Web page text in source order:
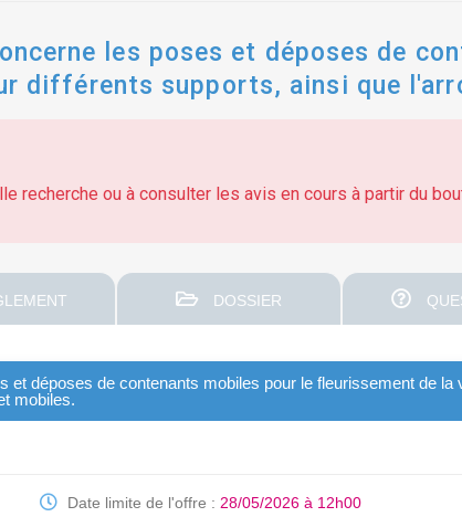
les poses et déposes de
différents supports, ainsi que
recherche ou à consulter les avis en cours à partir du
DOSSIER
et déposes de contenants mobiles pour le fleurissement de
mobiles.
Date limite de l'offre : 28/05/2026 à 12h00